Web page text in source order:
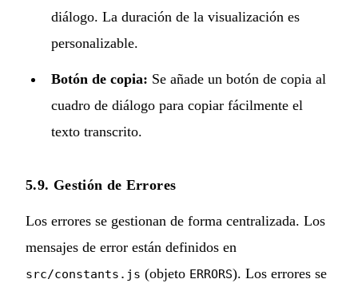
diálogo. La duración de la visualización es
personalizable.
Botón de copia: Se añade un botón de copia al
cuadro de diálogo para copiar fácilmente el
texto transcrito.
5.9. Gestión de Errores
Los errores se gestionan de forma centralizada. Los
mensajes de error están definidos en
src/constants.js (objeto ERRORS). Los errores se